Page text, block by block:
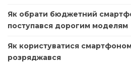
Як обрати бюджетний
поступався дорогим моделям
Як користуватися
розряджався